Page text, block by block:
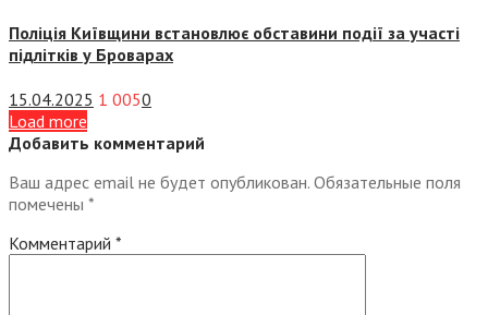
Поліція Київщини встановлює обставини події за участі
підлітків у Броварах
15.04.2025 1 0050
Load more
Добавить комментарий
Ваш адрес email не будет опубликован. Обязательные поля
помечены *
Комментарий *